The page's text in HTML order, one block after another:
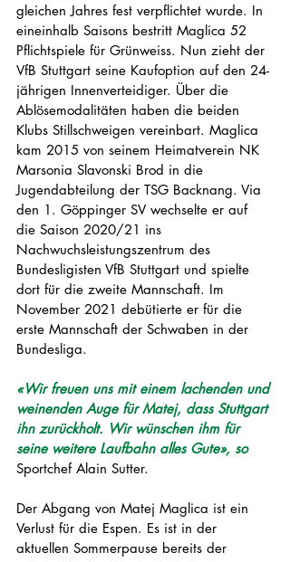
gleichen Jahres fest verpflichtet wurde. In
eineinhalb Saisons bestritt Maglica 52
Pflichtspiele für Grünweiss. Nun zieht der
VfB Stuttgart seine Kaufoption auf den 24-
jährigen Innenverteidiger. Über die
Ablösemodalitäten haben die beiden
Klubs Stillschweigen vereinbart. Maglica
kam 2015 von seinem Heimatverein NK
Marsonia Slavonski Brod in die
Jugendabteilung der TSG Backnang. Via
den 1. Göppinger SV wechselte er auf
die Saison 2020/21 ins
Nachwuchsleistungszentrum des
Bundesligisten VfB Stuttgart und spielte
dort für die zweite Mannschaft. Im
November 2021 debütierte er für die
erste Mannschaft der Schwaben in der
Bundesliga.
«Wir freuen uns mit einem lachenden und
weinenden Auge für Matej, dass Stuttgart
ihn zurückholt. Wir wünschen ihm für
seine weitere Laufbahn alles Gute», so
Sportchef Alain Sutter.
Der Abgang von Matej Maglica ist ein
Verlust für die Espen. Es ist in der
aktuellen Sommerpause bereits der